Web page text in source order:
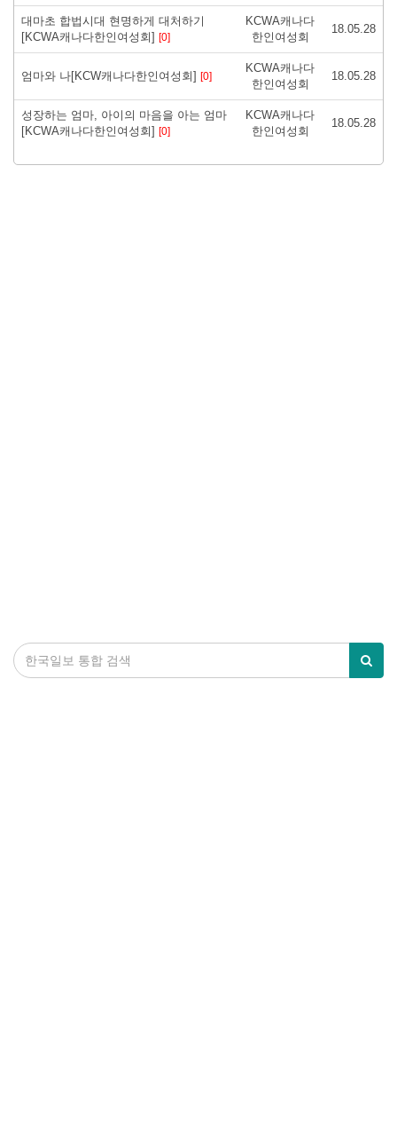
대마초 합법시대 현명하게 대처하기
[KCWA캐나다한인여성회] [0]
KCWA캐나다
한인여성회
18.05.28
엄마와 나[KCW캐나다한인여성회] [0]
KCWA캐나다
한인여성회
18.05.28
성장하는 엄마, 아이의 마음을 아는 엄마
[KCWA캐나다한인여성회] [0]
KCWA캐나다
한인여성회
18.05.28